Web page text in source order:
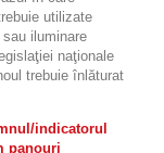
utilizate
iluminare
naţionale
trebuie înlăturat
indicatorul
panouri